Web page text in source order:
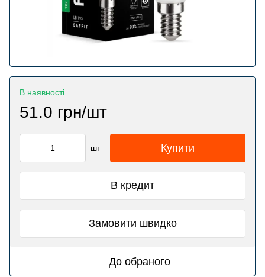
В наявності
51.0 грн/шт
шт Купити
В кредит
Замовити швидко
До обраного